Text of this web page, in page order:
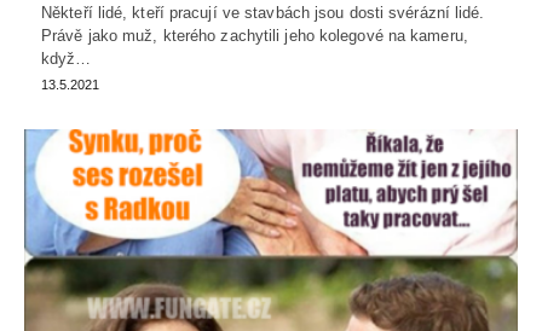
Někteří lidé, kteří pracují ve stavbách jsou dosti svérázní lidé.
Právě jako muž, kterého zachytili jeho kolegové na kameru,
když…
13.5.2021